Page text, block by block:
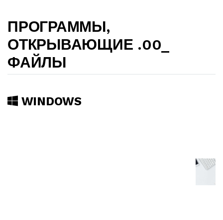
ПРОГРАММЫ,
ОТКРЫВАЮЩИЕ .00_
ФАЙЛЫ
WINDOWS